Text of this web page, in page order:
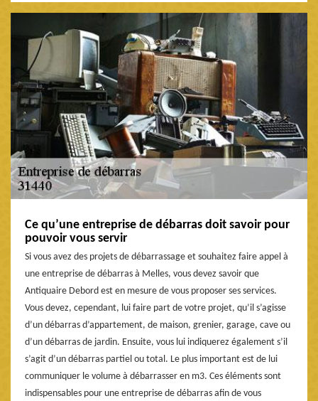
Ce qu’une entreprise de débarras doit savoir pour
pouvoir vous servir
Si vous avez des projets de débarrassage et souhaitez faire appel à
une entreprise de débarras à Melles, vous devez savoir que
Antiquaire Debord est en mesure de vous proposer ses services.
Vous devez, cependant, lui faire part de votre projet, qu’il s’agisse
d’un débarras d’appartement, de maison, grenier, garage, cave ou
d’un débarras de jardin. Ensuite, vous lui indiquerez également s’il
s’agit d’un débarras partiel ou total. Le plus important est de lui
communiquer le volume à débarrasser en m3. Ces éléments sont
indispensables pour une entreprise de débarras afin de vous